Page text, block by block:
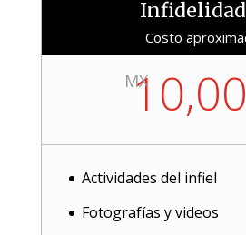
Costo
MX
Actividades del infiel
Fotografías y videos